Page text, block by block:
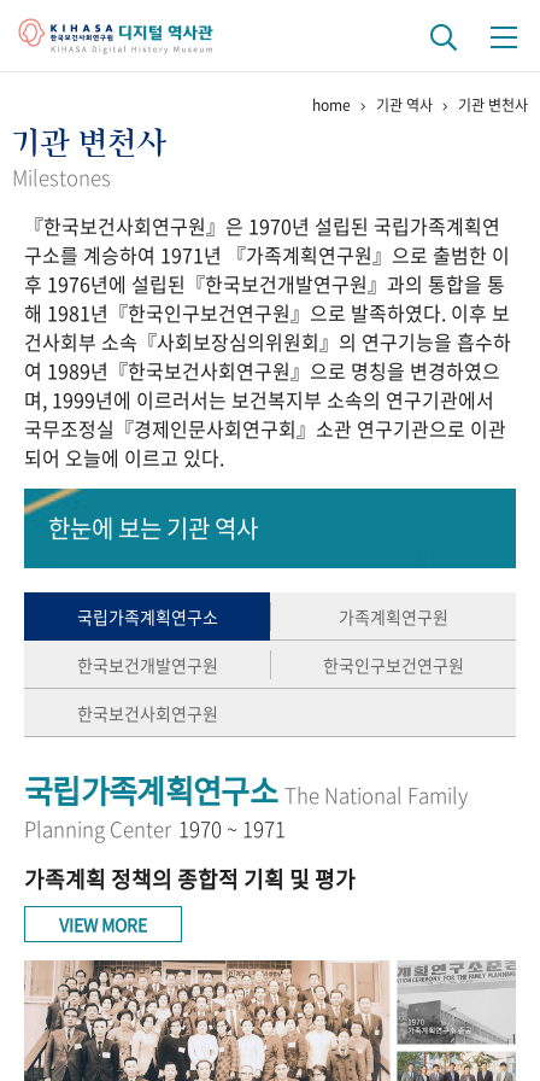
걸어온 길 기관 변천사
연구 역사
정책과 연구 키워드로 보는 연구 역사
연구자들
간행물 변천사
기록물 아카이브
사진 아카이브 문서 기록물 행정박물 영상 기록물
50+1 주년 기념
세계와 함께 한 KIHASA
VR 역사관
home 기관 역사 기관 변천사
기관 변천사
Milestones
『한국보건사회연구원』은 1970년 설립된 국립가족계획연
구소를 계승하여 1971년 『가족계획연구원』으로 출범한 이
후 1976년에 설립된『한국보건개발연구원』과의 통합을 통
해 1981년『한국인구보건연구원』으로 발족하였다. 이후 보
건사회부 소속『사회보장심의위원회』의 연구기능을 흡수하
여 1989년『한국보건사회연구원』으로 명칭을 변경하였으
며, 1999년에 이르러서는 보건복지부 소속의 연구기관에서
국무조정실『경제인문사회연구회』소관 연구기관으로 이관
되어 오늘에 이르고 있다.
한눈에 보는기관 역사
국립가족계획연구소
가족계획연구원
한국보건개발연구원
한국인구보건연구원
한국보건사회연구원
국립가족계획연구소 The National Family
Planning Center 1970 ~ 1971
가족계획 정책의 종합적 기획 및 평가
VIEW MORE